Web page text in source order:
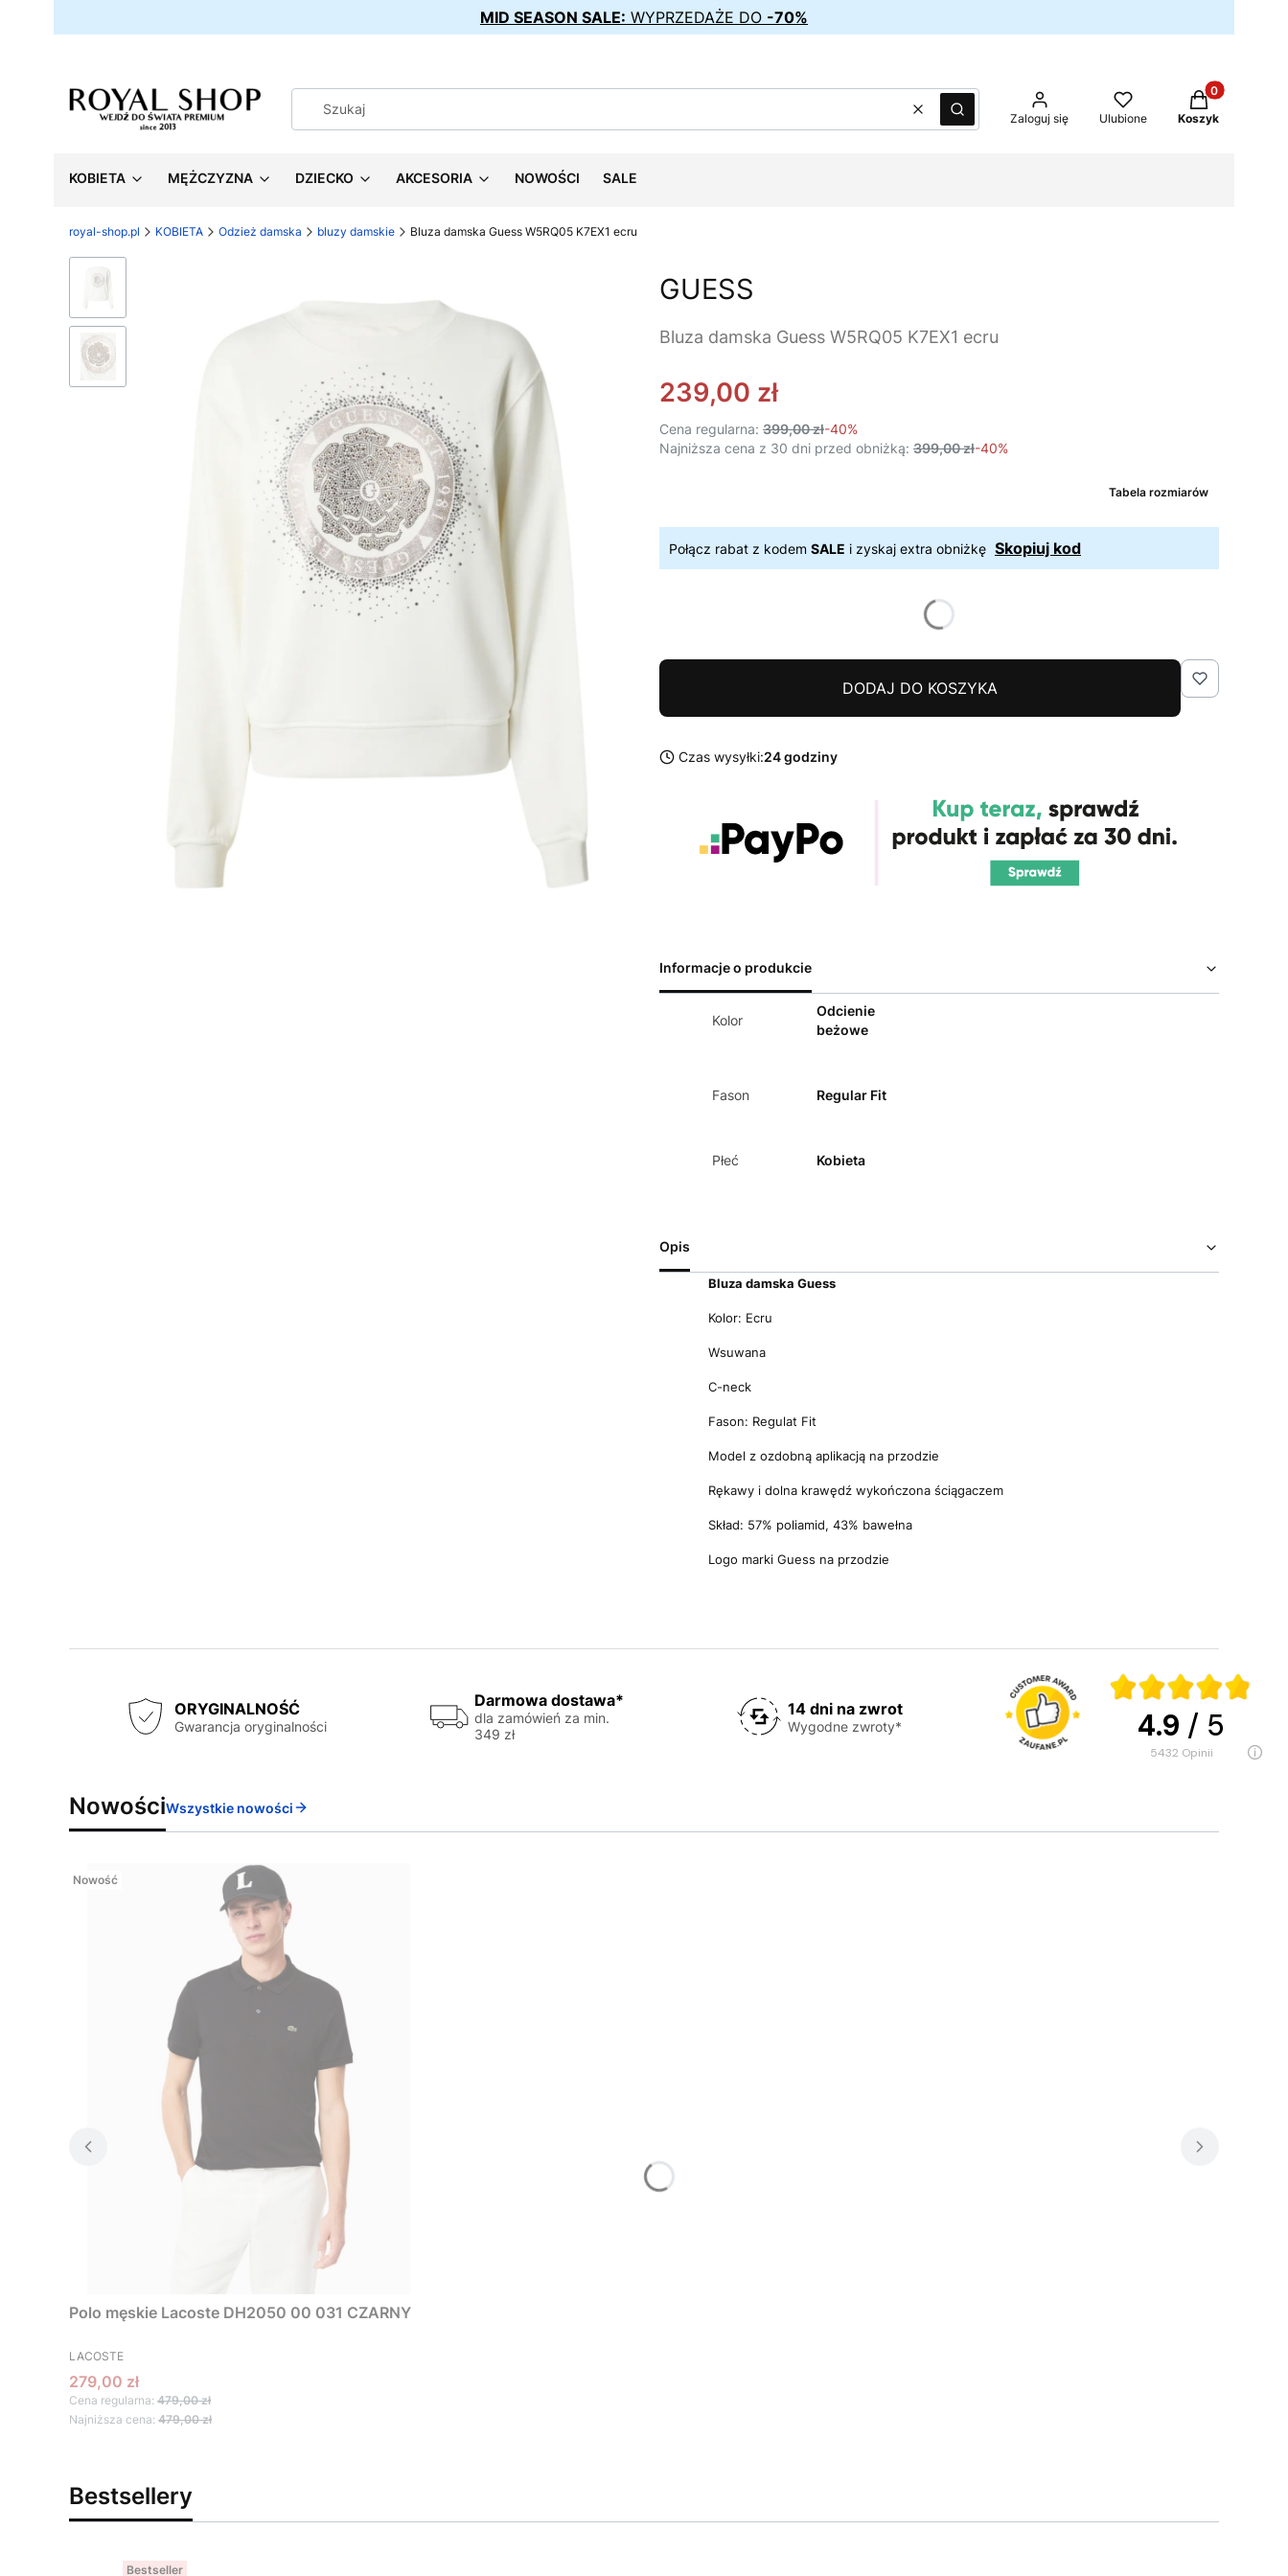
MID SEASON SALE: WYPRZEDAŻE DO -70%
WyczyśćSzukaj Zaloguj się Ulubione
Produkty w
Koszyk
KOBIETA MĘŻCZYZNA DZIECKO AKCESORIA NOWOŚCI SALE
royal-shop.pl KOBIETA Odzież damska bluzy damskie Bluza damska Guess W5RQ05 K7EX1 ecru
GUESS
Bluza damska Guess W5RQ05 K7EX1 ecru
239,00 zł
Cena regularna: 399,00 zł-40%
Najniższa cena z 30 dni przed obniżką: 399,00 zł-40%
Tabela rozmiarów
Połącz rabat z kodem SALE i zyskaj extra obniżkę Skopiuj kod
DODAJ DO KOSZYKA
Czas wysyłki:24 godziny
Informacje o produkcie
Kolor
Odcienie
beżowe
Fason Regular Fit
Płeć Kobieta
Opis
Bluza damska Guess
Kolor: Ecru
Wsuwana
C-neck
Fason: Regulat Fit
Model z ozdobną aplikacją na przodzie
Rękawy i dolna krawędź wykończona ściągaczem
Skład: 57% poliamid, 43% bawełna
Logo marki Guess na przodzie
ORYGINALNOŚĆ
Gwarancja oryginalności
Darmowa dostawa*
dla zamówień za min.
349 zł
14 dni na zwrot
Wygodne zwroty* 4.9 / 5
5432 opinii
NowościWszystkie nowości
Nowość
Polo męskie Lacoste DH2050 00 031 CZARNY
PRODUCENT
LACOSTE
Cena promocyjna
279,00 zł
Cena regularna: 479,00 zł
Najniższa cena: 479,00 zł
Bestsellery
Bestseller